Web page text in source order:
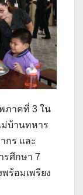
ภาคที่ 3 ใน
บ้านทหาร
กร และ
รศึกษา 7
ร้อมเพรียง